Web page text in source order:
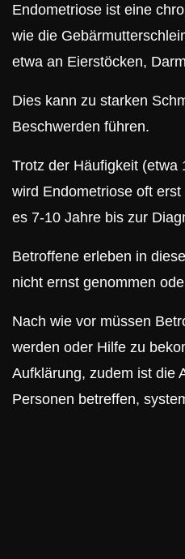
Endometriose ist eine
wie die
etwa an Eierstöcken,
Dies kann zu starken
Beschwerden führen.
Trotz der Häufigkeit (etwa
wird Endometriose oft
es 7-10 Jahre bis zur
Betroffene erleben in
nicht ernst genommen
Nach wie vor müssen
werden oder Hilfe zu
Aufklärung, zudem ist die
Personen betreffen,